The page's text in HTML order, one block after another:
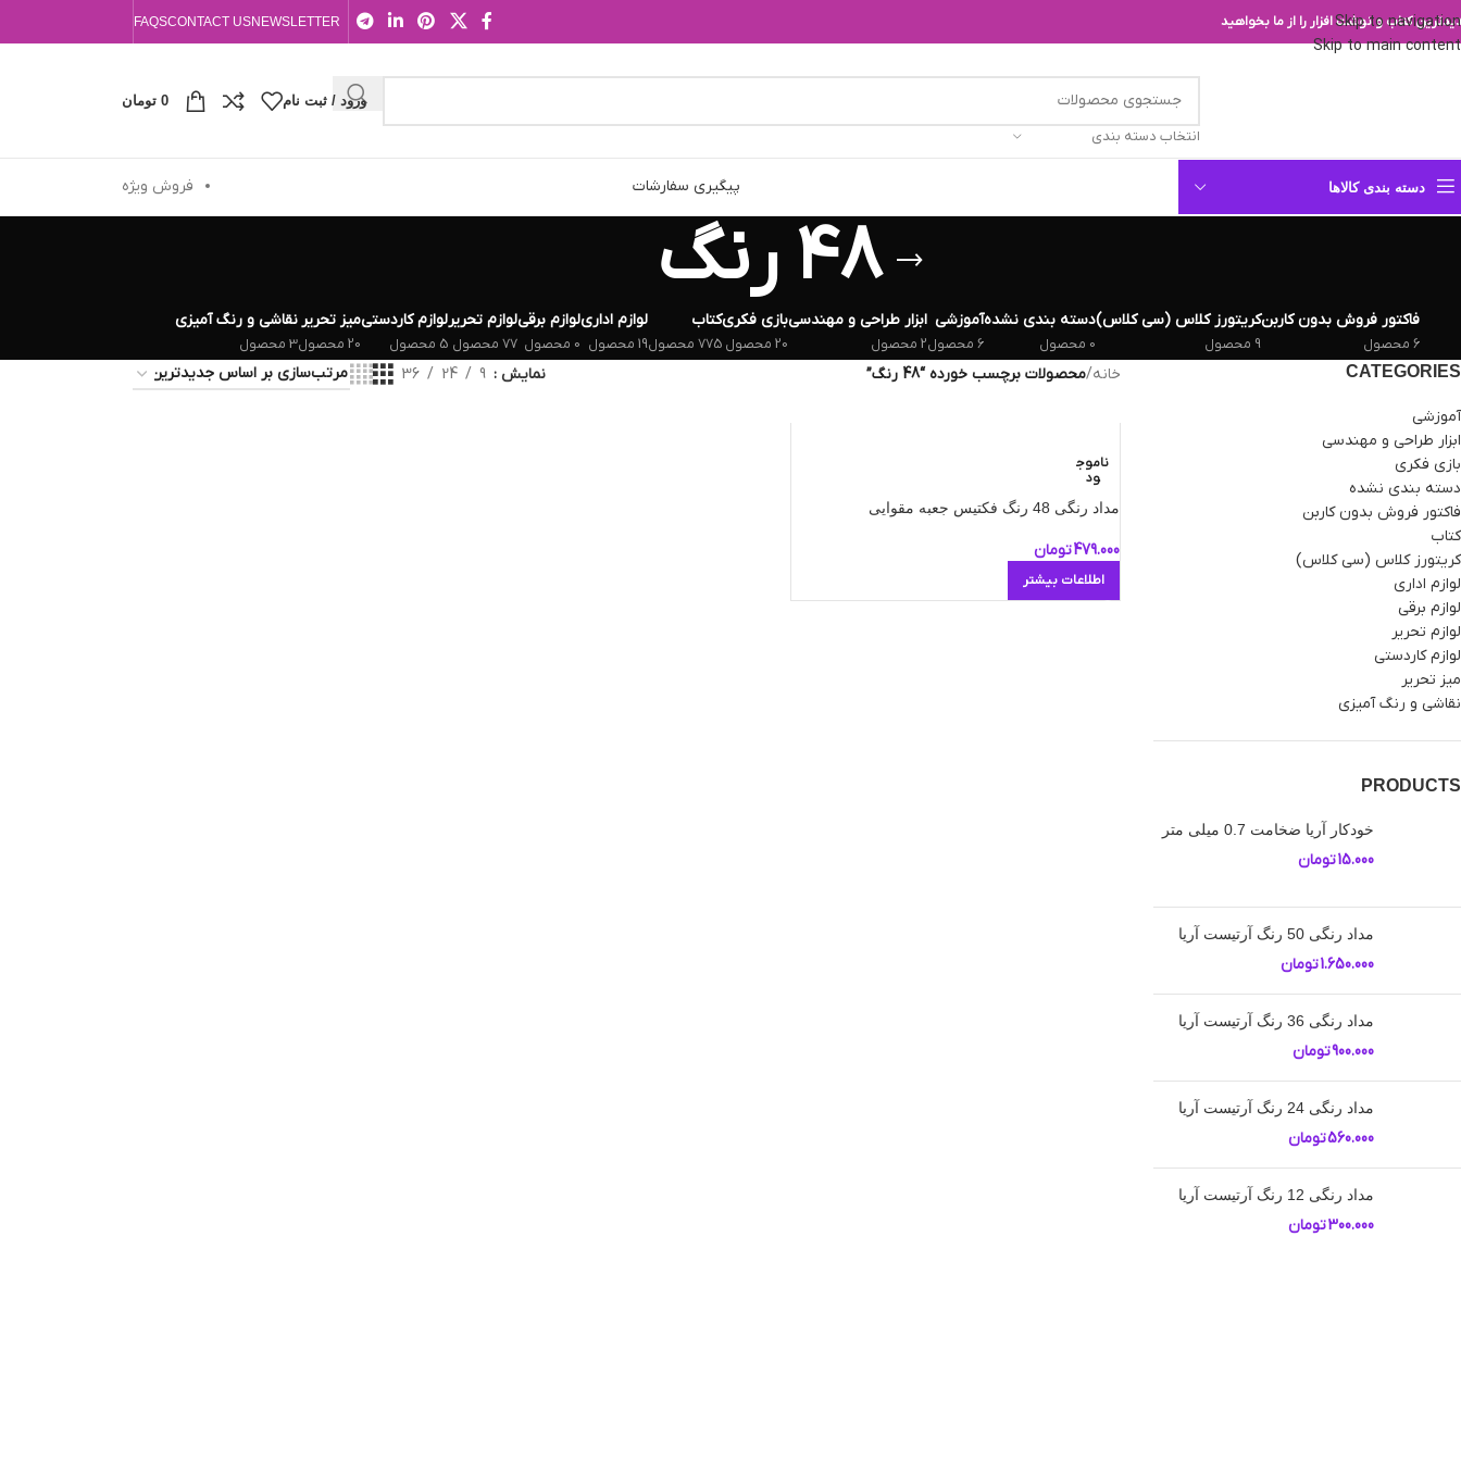
Skip to navigation
Skip to main content
کتاب و نوشت افزار را از ما بخواهید NEWSLETTER
CONTACT US
FAQS
انتخاب دسته بندی
ورود / ثبت نام 0 تومان
دسته بندی کالاها پیگیری سفارشات فروش ویژه
48 رنگ
فاکتور فروش بدون کاربن
6 محصول
کریتورز کلاس (سی کلاس)
9 محصول
دسته بندی نشده
0 محصول
آموزشی
6 محصول
ابزار طراحی و مهندسی
2 محصول
بازی فکری
20 محصول
کتاب
775 محصول
لوازم اداری
19 محصول
لوازم برقی
0 محصول
لوازم تحریر
77 محصول
لوازم کاردستی
5 محصول
میز تحریر
20 محصول
نقاشی و رنگ آمیزی
3 محصول
CATEGORIES
آموزشی
ابزار طراحی و مهندسی
بازی فکری
دسته بندی نشده
فاکتور فروش بدون کاربن
کتاب
کریتورز کلاس (سی کلاس)
لوازم اداری
لوازم برقی
لوازم تحریر
لوازم کاردستی
میز تحریر
نقاشی و رنگ آمیزی
PRODUCTS
خودکار آریا ضخامت 0.7 میلی متر
15.000تومان
مداد رنگی 50 رنگ آرتیست آریا
1.650.000تومان
مداد رنگی 36 رنگ آرتیست آریا
900.000تومان
مداد رنگی 24 رنگ آرتیست آریا
560.000تومان
مداد رنگی 12 رنگ آرتیست آریا
300.000تومان
خانه/محصولات برچسب خورده “48 رنگ” نمایش 9
24
36
ناموج
ود
مداد رنگی 48 رنگ فکتیس جعبه مقوایی
479.000تومان
اطلاعات بیشتر